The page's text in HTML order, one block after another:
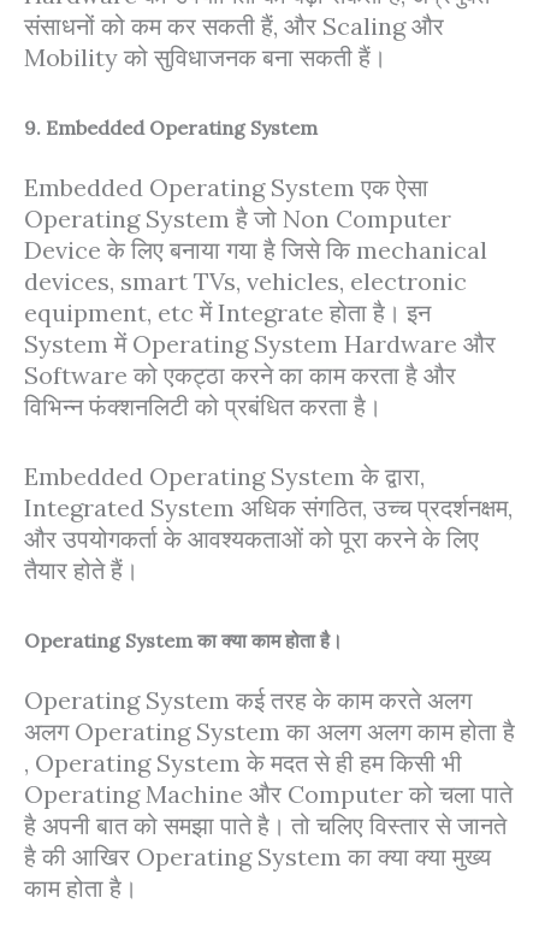
संसाधनों को कम कर सकती हैं, और Scaling और
Mobility को सुविधाजनक बना सकती हैं।
9. Embedded Operating System
Embedded Operating System एक ऐसा
Operating System है जो Non Computer
Device के लिए बनाया गया है जिसे कि mechanical
devices, smart TVs, vehicles, electronic
equipment, etc में Integrate होता है। इन
System में Operating System Hardware और
Software को एकट्ठा करने का काम करता है और
विभिन्न फंक्शनलिटी को प्रबंधित करता है।
Embedded Operating System के द्वारा,
Integrated System अधिक संगठित, उच्च प्रदर्शनक्षम,
और उपयोगकर्ता के आवश्यकताओं को पूरा करने के लिए
तैयार होते हैं।
Operating System का क्या काम होता है।
Operating System कई तरह के काम करते अलग
अलग Operating System का अलग अलग काम होता है
, Operating System के मदत से ही हम किसी भी
Operating Machine और Computer को चला पाते
है अपनी बात को समझा पाते है। तो चलिए विस्तार से जानते
है की आखिर Operating System का क्या क्या मुख्य
काम होता है।